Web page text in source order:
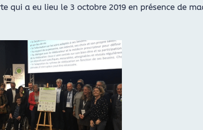
a eu lieu le 3 octobre 2019 en présence de